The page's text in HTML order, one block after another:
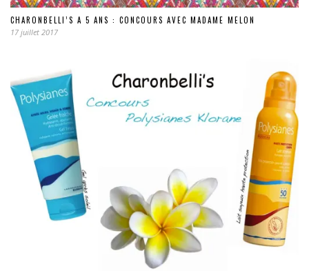
CHARONBELLI’S A 5 ANS : CONCOURS AVEC MADAME MELON
17 juillet 2017